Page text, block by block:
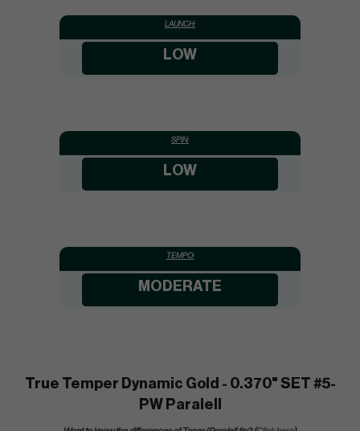
LAUNCH:
LOW
SPIN:
LOW
TEMPO:
MODERATE
True Temper Dynamic Gold - 0.370" SET #5-
PW Paralell